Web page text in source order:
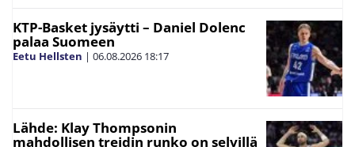
KTP-Basket jysäytti – Daniel Dolenc
palaa Suomeen
Eetu Hellsten | 06.08.2026 18:17
Lähde: Klay Thompsonin
mahdollisen treidin runko on selvillä